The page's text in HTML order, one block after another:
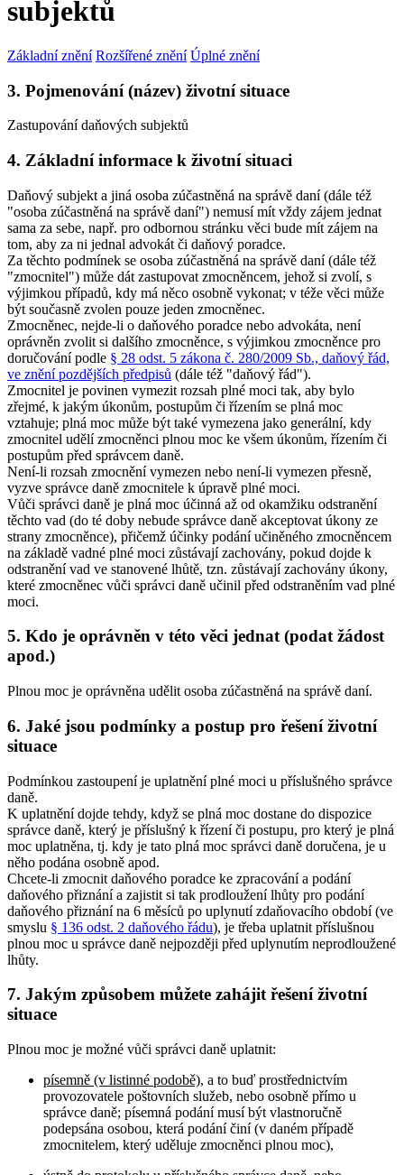
subjektů
Základní znění Rozšířené znění Úplné znění
3. Pojmenování (název) životní situace
Zastupování daňových subjektů
4. Základní informace k životní situaci
Daňový subjekt a jiná osoba zúčastněná na správě daní (dále též
"osoba zúčastněná na správě daní") nemusí mít vždy zájem jednat
sama za sebe, např. pro odbornou stránku věci bude mít zájem na
tom, aby za ni jednal advokát či daňový poradce.
Za těchto podmínek se osoba zúčastněná na správě daní (dále též
"zmocnitel") může dát zastupovat zmocněncem, jehož si zvolí, s
výjimkou případů, kdy má něco osobně vykonat; v téže věci může
být současně zvolen pouze jeden zmocněnec.
Zmocněnec, nejde-li o daňového poradce nebo advokáta, není
oprávněn zvolit si dalšího zmocněnce, s výjimkou zmocněnce pro
doručování podle § 28 odst. 5 zákona č. 280/2009 Sb., daňový řád,
ve znění pozdějších předpisů (dále též "daňový řád").
Zmocnitel je povinen vymezit rozsah plné moci tak, aby bylo
zřejmé, k jakým úkonům, postupům či řízením se plná moc
vztahuje; plná moc může být také vymezena jako generální, kdy
zmocnitel udělí zmocněnci plnou moc ke všem úkonům, řízením či
postupům před správcem daně.
Není-li rozsah zmocnění vymezen nebo není-li vymezen přesně,
vyzve správce daně zmocnitele k úpravě plné moci.
Vůči správci daně je plná moc účinná až od okamžiku odstranění
těchto vad (do té doby nebude správce daně akceptovat úkony ze
strany zmocněnce), přičemž účinky podání učiněného zmocněncem
na základě vadné plné moci zůstávají zachovány, pokud dojde k
odstranění vad ve stanovené lhůtě, tzn. zůstávají zachovány úkony,
které zmocněnec vůči správci daně učinil před odstraněním vad plné
moci.
5. Kdo je oprávněn v této věci jednat (podat žádost
apod.)
Plnou moc je oprávněna udělit osoba zúčastněná na správě daní.
6. Jaké jsou podmínky a postup pro řešení životní
situace
Podmínkou zastoupení je uplatnění plné moci u příslušného správce
daně.
K uplatnění dojde tehdy, když se plná moc dostane do dispozice
správce daně, který je příslušný k řízení či postupu, pro který je plná
moc uplatněna, tj. kdy je tato plná moc správci daně doručena, je u
něho podána osobně apod.
Chcete-li zmocnit daňového poradce ke zpracování a podání
daňového přiznání a zajistit si tak prodloužení lhůty pro podání
daňového přiznání na 6 měsíců po uplynutí zdaňovacího období (ve
smyslu § 136 odst. 2 daňového řádu), je třeba uplatnit příslušnou
plnou moc u správce daně nejpozději před uplynutím neprodloužené
lhůty.
7. Jakým způsobem můžete zahájit řešení životní
situace
Plnou moc je možné vůči správci daně uplatnit:
písemně (v listinné podobě), a to buď prostřednictvím
provozovatele poštovních služeb, nebo osobně přímo u
správce daně; písemná podání musí být vlastnoručně
podepsána osobou, která podání činí (v daném případě
zmocnitelem, který uděluje zmocněnci plnou moc),